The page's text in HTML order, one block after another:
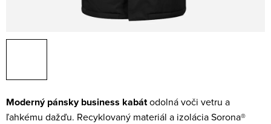
Moderný pánsky business kabátodolná voči vetru a
ľahkému dažďu. Recyklovaný materiál a izolácia Sorona®